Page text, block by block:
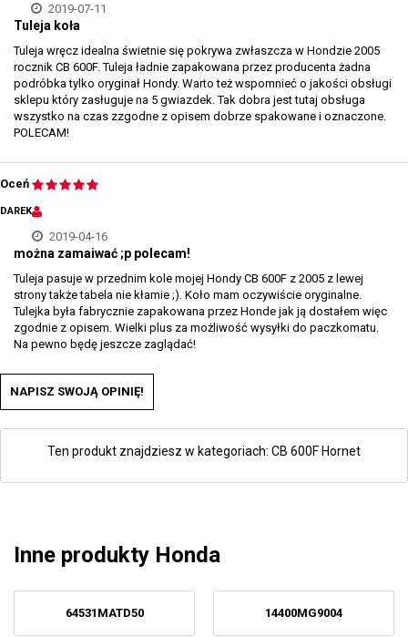
2019-07-11
Tuleja koła
Tuleja wręcz idealna świetnie się pokrywa zwłaszcza w Hondzie 2005
rocznik CB 600F. Tuleja ładnie zapakowana przez producenta żadna
podróbka tylko oryginał Hondy. Warto też wspomnieć o jakości obsługi
sklepu który zasługuje na 5 gwiazdek. Tak dobra jest tutaj obsługa
wszystko na czas zzgodne z opisem dobrze spakowane i oznaczone.
POLECAM!
Oceń
DAREK
2019-04-16
można zamaiwać ;p polecam!
Tuleja pasuje w przednim kole mojej Hondy CB 600F z 2005 z lewej
strony także tabela nie kłamie ;). Koło mam oczywiście oryginalne.
Tulejka była fabrycznie zapakowana przez Honde jak ją dostałem więc
zgodnie z opisem. Wielki plus za możliwość wysyłki do paczkomatu.
Na pewno będę jeszcze zaglądać!
NAPISZ SWOJĄ OPINIĘ!
Ten produkt znajdziesz w kategoriach: CB 600F Hornet
Inne produkty Honda
64531MATD50 14400MG9004